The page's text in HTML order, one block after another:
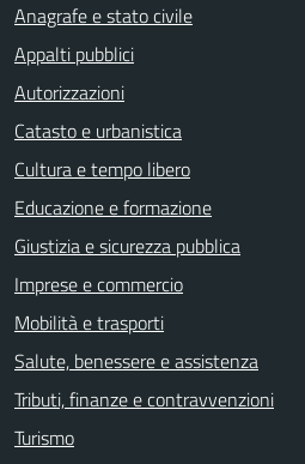
Anagrafe e stato civile
Appalti pubblici
Autorizzazioni
Catasto e urbanistica
Cultura e tempo libero
Educazione e formazione
Giustizia e sicurezza pubblica
Imprese e commercio
Mobilità e trasporti
Salute, benessere e assistenza
Tributi, finanze e contravvenzioni
Turismo